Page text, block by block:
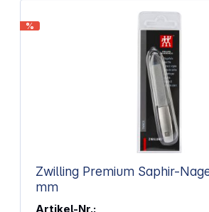
%
Zwilling Premium Saphir-Nagel-
mm
Artikel-Nr.: